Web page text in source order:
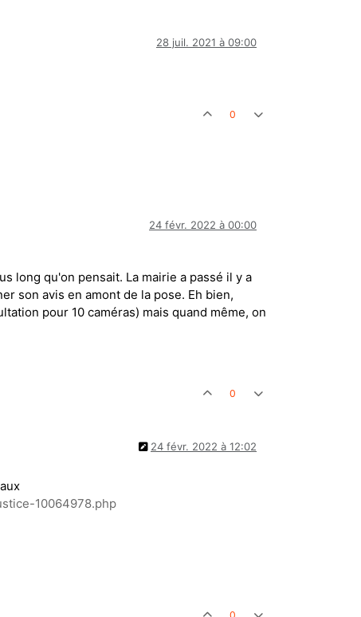
28 juil. 2021 à 09:00
0
24 févr. 2022 à 00:00
long qu'on pensait. La mairie a passé il y a
son avis en amont de la pose. Eh bien,
pour 10 caméras) mais quand même, on
0
24 févr. 2022 à 12:02
10064978.php